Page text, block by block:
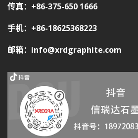
传真：+86-375-650 1666
手机：+86-18625368223
邮箱：info@xrdgraphite.com